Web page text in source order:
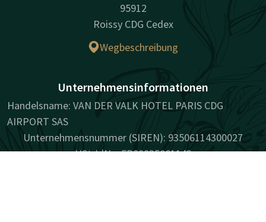
95912
Roissy CDG Cedex
Wegbeschreibung
Unternehmensinformationen
Handelsname: VAN DER VALK HOTEL PARIS CDG
AIRPORT SAS
Unternehmensnummer (SIREN): 93506114300027
USt-IdNr.: FR89935061143